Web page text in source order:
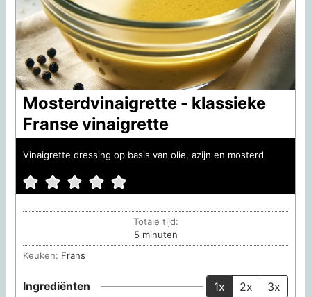
Mosterdvinaigrette - klassieke
Franse vinaigrette
Vinaigrette dressing op basis van olie, azijn en mosterd
Totale tijd:
5minuten
minuten
Keuken: Frans
Ingrediënten 1x 2x 3x